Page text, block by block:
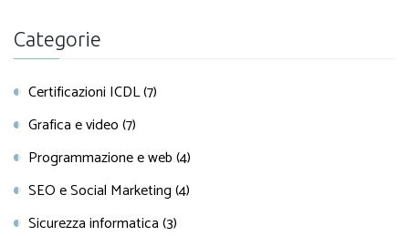
Categorie
Certificazioni ICDL (7)
Grafica e video (7)
Programmazione e web (4)
SEO e Social Marketing (4)
Sicurezza informatica (3)